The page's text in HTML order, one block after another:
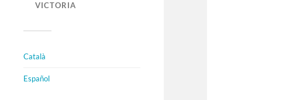
VICTORIA
Català
Español